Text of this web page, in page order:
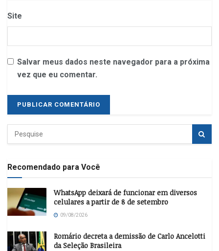
Site
Salvar meus dados neste navegador para a próxima
vez que eu comentar.
Recomendado para Você
WhatsApp deixará de funcionar em diversos
celulares a partir de 8 de setembro
09/08/2026
Romário decreta a demissão de Carlo Ancelotti
da Seleção Brasileira